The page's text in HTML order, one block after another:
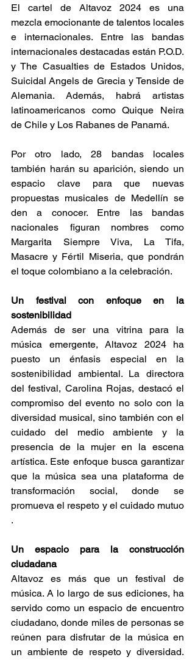
El cartel de Altavoz 2024 es una
mezcla emocionante de talentos locales
e internacionales. Entre las bandas
internacionales destacadas están P.O.D.
y The Casualties de Estados Unidos,
Suicidal Angels de Grecia y Tenside de
Alemania. Además, habrá artistas
latinoamericanos como Quique Neira
de Chile y Los Rabanes de Panamá​.
Por otro lado, 28 bandas locales
también harán su aparición, siendo un
espacio clave para que nuevas
propuestas musicales de Medellín se
den a conocer. Entre las bandas
nacionales figuran nombres como
Margarita Siempre Viva, La Tifa,
Masacre y Fértil Miseria, que pondrán
el toque colombiano a la celebración​.
Un festival con enfoque en la
sostenibilidad
Además de ser una vitrina para la
música emergente, Altavoz 2024 ha
puesto un énfasis especial en la
sostenibilidad ambiental. La directora
del festival, Carolina Rojas, destacó el
compromiso del evento no solo con la
diversidad musical, sino también con el
cuidado del medio ambiente y la
presencia de la mujer en la escena
artística. Este enfoque busca garantizar
que la música sea una plataforma de
transformación social, donde se
promueva el respeto y el cuidado mutuo​
.
Un espacio para la construcción
ciudadana
Altavoz es más que un festival de
música. A lo largo de sus ediciones, ha
servido como un espacio de encuentro
ciudadano, donde miles de personas se
reúnen para disfrutar de la música en
un ambiente de respeto y diversidad.